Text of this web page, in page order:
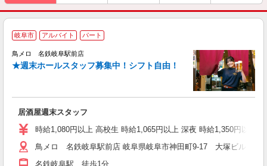
岐阜市 アルバイト パート
鳥メロ 名鉄岐阜駅前店
★週末ホールスタッフ募集中！シフト自由！
居酒屋週末スタッフ
時給1,080円以上 高校生 時給1,065円以上 深夜 時給1,350円以上
鳥メロ 名鉄岐阜駅前店 岐阜県岐阜市神田町9-17 大塚ビル1F
名鉄岐阜駅 徒歩1分